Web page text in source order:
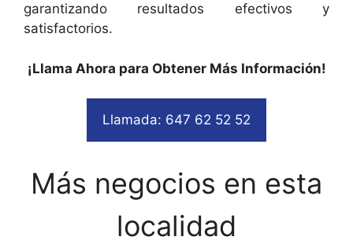
garantizando resultados efectivos y
satisfactorios.
¡Llama Ahora para Obtener Más Información!
Llamada: 647 62 52 52
Más negocios en esta
localidad